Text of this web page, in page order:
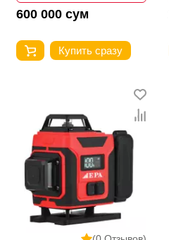
600 000 сум
Купить сразу